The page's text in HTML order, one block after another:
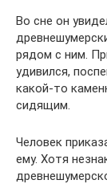
Во сне он
рядом с ним.
удивился,
какой-то
сидящим.
Человек
ему. Хотя